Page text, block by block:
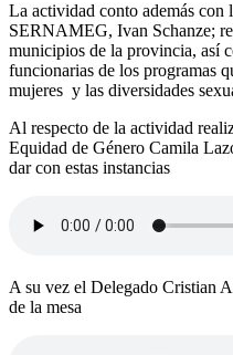
La actividad conto además con
SERNAMEG, Ivan Schanze;
municipios de la provincia, así
funcionarias de los programas
mujeres y las diversidades
Al respecto de la actividad
Equidad de Género Camila
dar con estas instancias
A su vez el Delegado Cristian
de la mesa